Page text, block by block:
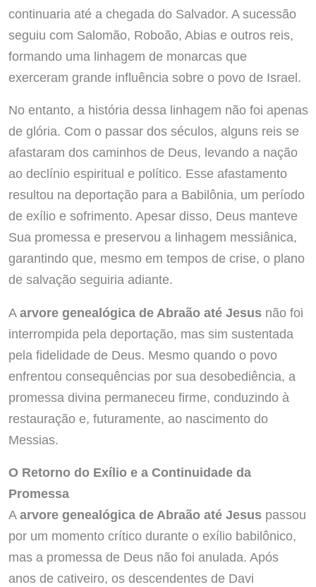
continuaria até a chegada do Salvador. A sucessão
seguiu com Salomão, Roboão, Abias e outros reis,
formando uma linhagem de monarcas que
exerceram grande influência sobre o povo de Israel.
No entanto, a história dessa linhagem não foi apenas
de glória. Com o passar dos séculos, alguns reis se
afastaram dos caminhos de Deus, levando a nação
ao declínio espiritual e político. Esse afastamento
resultou na deportação para a Babilônia, um período
de exílio e sofrimento. Apesar disso, Deus manteve
Sua promessa e preservou a linhagem messiânica,
garantindo que, mesmo em tempos de crise, o plano
de salvação seguiria adiante.
Aarvore genealógica de Abraão até Jesusnão foi
interrompida pela deportação, mas sim sustentada
pela fidelidade de Deus. Mesmo quando o povo
enfrentou consequências por sua desobediência, a
promessa divina permaneceu firme, conduzindo à
restauração e, futuramente, ao nascimento do
Messias.
O Retorno do Exílio e a Continuidade da
Promessa
Aarvore genealógica de Abraão até Jesuspassou
por um momento crítico durante o exílio babilônico,
mas a promessa de Deus não foi anulada. Após
anos de cativeiro, os descendentes de Davi